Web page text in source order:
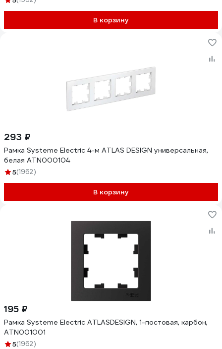
В корзину
293 ₽
Рамка Systeme Electric 4-м ATLAS DESIGN универсальная,
белая ATN000104
5(1962)
В корзину
195 ₽
Рамка Systeme Electric ATLASDESIGN, 1-постовая, карбон,
ATN001001
5(1962)